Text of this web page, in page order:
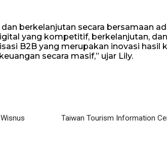
berkelanjutan secara bersamaan
yang kompetitif, berkelanjutan,
B2B yang merupakan inovasi hasil
secara masif,” ujar Lily.
Taiwan Tourism Information